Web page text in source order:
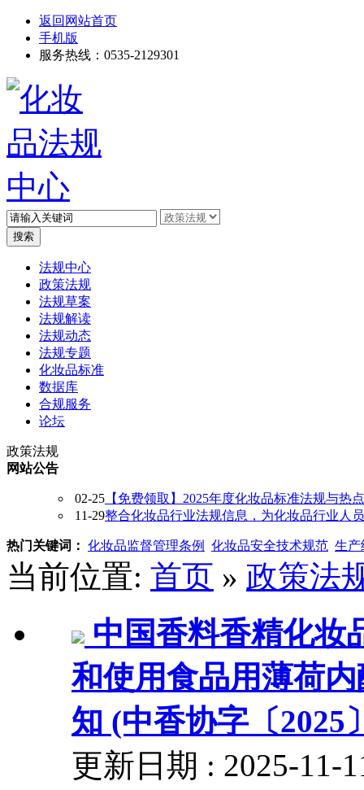
返回网站首页
手机版
服务热线：0535-2129301
法规中心
政策法规
法规草案
法规解读
法规动态
法规专题
化妆品标准
数据库
合规服务
论坛
政策法规
网站公告
02-25 【免费领取】2025年度化妆品标准法规与热
11-29整合化妆品行业法规信息，为化妆品行业人
热门关键词： 化妆品监督管理条例 化妆品安全技术规范 生产
当前位置: 首页 » 政策法
中国香料香精化妆
和使用食品用薄荷
知 (中香协字〔2025
更新日期 : 2025-11-